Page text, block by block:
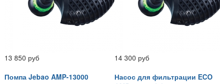
13 850 руб
14 300 руб
Помпа Jebao AMP-13000
Насос для фильтрации ECO